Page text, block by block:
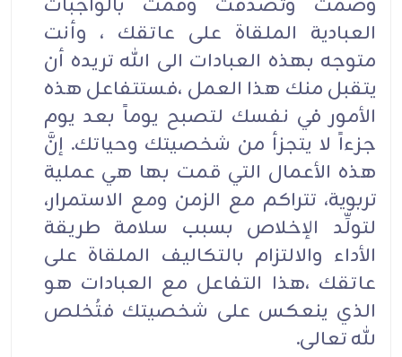
العبادية الملقاة على عاتقك ، وأنت
متوجه بهذه العبادات الى الله تريده أن
يتقبل منك هذا العمل ،فستتفاعل هذه
الأمور في نفسك لتصبح يوماً بعد يوم
جزءاً لا يتجزأ من شخصيتك وحياتك. إنَّ
هذه الأعمال التي قمت بها هي عملية
تربوية، تتراكم مع الزمن ومع الاستمرار،
لتولِّد الإخلاص بسبب سلامة طريقة
الأداء والالتزام بالتكاليف الملقاة على
عاتقك ،هذا التفاعل مع العبادات هو
الذي ينعكس على شخصيتك فتُخلص
لله تعالى.